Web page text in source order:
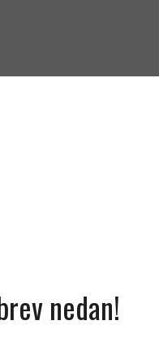
nedan!